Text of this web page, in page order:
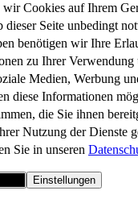
Cookies auf Ihrem
dieser Seite unbedingt
benötigen wir Ihre
zu Ihrer Verwendung
Medien, Werbung
diese Informationen
die Sie ihnen
Nutzung der Dienste
Sie in unseren
Einstellungen